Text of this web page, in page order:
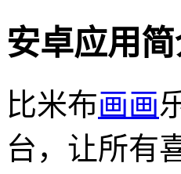
安卓应用
比米布画画
台，让所有